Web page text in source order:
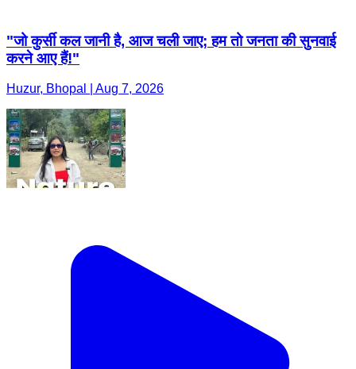
"जो कुर्सी कल जानी है, आज चली जाए; हम तो जनता की सुनवाई
करने आए हैं!"
Huzur, Bhopal | Aug 7, 2026